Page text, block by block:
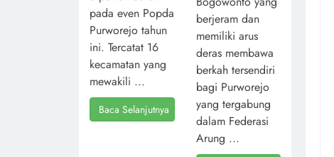
pada even Popda
Purworejo tahun
ini. Tercatat 16
kecamatan yang
mewakili ...
Baca Selanjutnya
berjeram dan
memiliki arus
deras membawa
berkah tersendiri
bagi Purworejo
yang tergabung
dalam Federasi
Arung ...